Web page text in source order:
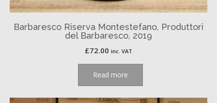
Barbaresco Riserva Montestefano, Produttori
del Barbaresco, 2019
£72.00 inc. VAT
Read more